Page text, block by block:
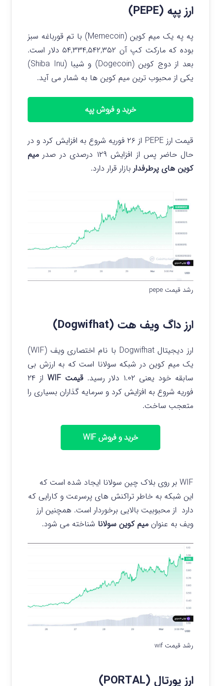
ارز پپه (PEPE)
په په یک میم کوین (Memecoin) با تم قورباغه سبز
بوده که مارکت کپ آن ۵۴,۳۳۴,۵۴۲,۳۵۲ دلار است.
بعد از دوج کوین (Dogecoin) و شیبا (Shiba Inu)
یکی از محبوب ترین میم کوین ها به شمار می آید.
خرید و فروش پپه
قیمت ارز PEPE از ۲۶ فوریه شروع به افزایش کرد و در
حال حاضر پس از افزایش ۱۲۹ درصدی در صدر
میم
کوین های پرطرفدار بازار قرار دارد.
رشد قیمت pepe
ارز داگ ویف هت (Dogwifhat)
ارز دیجیتال Dogwifhat با نام اختصاری ویف (WIF)
یک میم کوین در شبکه سولانا است که به ارزش بی‌
سابقه خود یعنی ۱.۰۲ دلار رسید.
قیمت WIF
از ۲۴
فوریه شروع به افزایش کرد و سرمایه گذاران بسیاری را
متعجب ساخت.
خرید و فروش WIF
WIF بر روی بلاک چین سولانا ایجاد شده است که
این شبکه به خاطر تراکنش های پرسرعت و کارایی که
دارد از محبوبیت بالایی برخوردار است. همچنین ارز
ویف به عنوان میم کوین سولانا شناخته می شود.
رشد قیمت wif
ارز پورتال (PORTAL)